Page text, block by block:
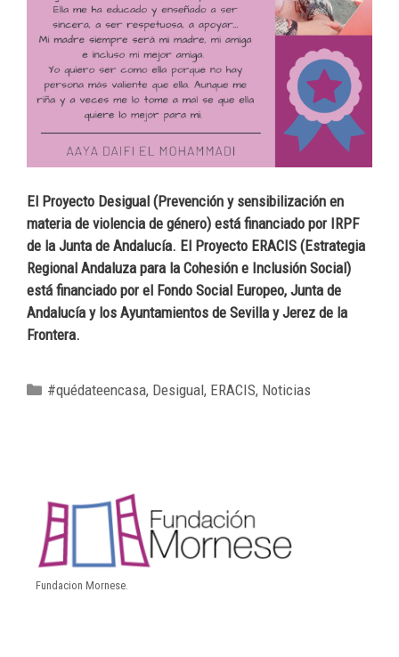
El Proyecto Desigual (Prevención y sensibilización en
materia de violencia de género) está financiado por IRPF
de la Junta de Andalucía. El Proyecto ERACIS (Estrategia
Regional Andaluza para la Cohesión e Inclusión Social)
está financiado por el Fondo Social Europeo, Junta de
Andalucía y los Ayuntamientos de Sevilla y Jerez de la
Frontera.
#quédateencasa, Desigual, ERACIS, Noticias
Fundacion Mornese.